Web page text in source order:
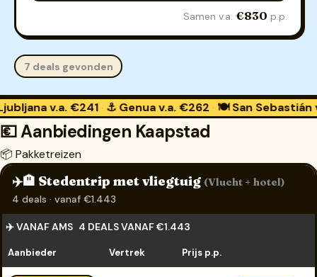
Samen v.a. €830 p.p.
7 deals gevonden
v.a. €241 · ⚓ Genua v.a. €262 · 🍽️ San Sebastiánv.a.
💶 Aanbiedingen Kaapstad
📦 Pakketreizen
✈️🏨 Stedentrip met vliegtuig (Vlucht + hotel)
4 deals · vanaf €1.443
✈️ VANAF AMS 4 DEALS VANAF €1.443
Aanbieder Vertrek Prijs p.p.